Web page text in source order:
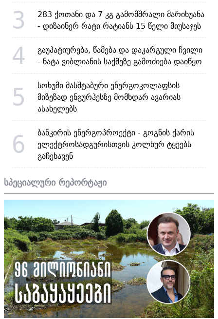
3
283 ქოთანი და 7 კგ გამომშრალი მარიხუანა
- დიზაინერ რატი რატიანს 15 წელი მიუსაჯეს
4
გაუპატიურება, წამება და დაკარგული ჩვილი
- ნატა ვიბლიანის საქმეზე გამოძიება დაიწყო
5
სოხუმი მასშტაბური ენერგოკოლაფსის
მიზეზად ენგურჰესზე მომხდარ ავარიას
ასახელებს
6
ბანკირის ენერგოპროექტი - გოგნის ქარის
ელექტროსადგურისთვის კოლხურ ტყეებს
გაჩეხავენ
სპეციალური რეპორტაჟი